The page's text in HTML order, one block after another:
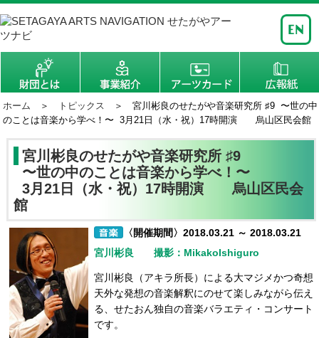
ホーム ＞ トピックス
＞ 宮川彬良のせたがや音楽研究所 ♯9 〜世の中
のことは音楽から学べ！〜 3月21日（水・祝）17時開演 烏山区民会館
宮川彬良のせたがや音楽研究所 ♯9
〜世の中のことは音楽から学べ！〜
3月21日（水・祝）17時開演 烏山区民会
館
〈開催期間〉2018.03.21 ～ 2018.03.21
宮川彬良 撮影：MikakoIshiguro
宮川彬良（アキラ所長）による大マジメかつ奇想
天外な発想の音楽解釈にのせて楽しみながら伝え
る、せたおん独自の音楽バラエティ・コンサート
です。